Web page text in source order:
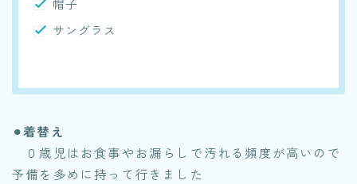
帽子
サングラス
⚫︎着替え
０歳児はお食事やお漏らしで汚れる頻度が高いので
予備を多めに持って行きました